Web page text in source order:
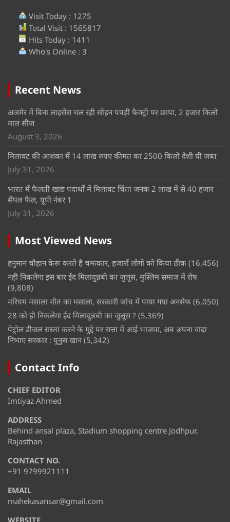
Visit Today : 1275
Total Visit : 1565817
Hits Today : 1411
Who's Online : 3
Recent News
अजमेर में बिना लाइसेंस चल रही सोहन पपड़ी फैक्ट्री पर छापा, 2 हजार किलो
माल सीज
August 3, 2026
मिलावट की आशंका में 14 लाख रुपए कीमत का 2500 किलो देशी घी जब्त
July 31, 2026
भारत में फैलती खाद्य पदार्थों में मिलावट चिंता जनक 2 लाख में से 40 हजार
सैंपल फैल, यूपी नंबर 1
July 31, 2026
Most Viewed News
हनुमान चौहान केरू करते है चमत्कार, हजारों लोगो को किया ठीक (16,456)
नही निकलेगा इस बार ईद मिलादुन्नबी का जुलूस, मुस्लिम समाज में रोष
(9,808)
मरियम मसाला मौत का मसाला, सरकारी जांच में पाया गया अनसेफ (6,050)
28 को ही निकलेगा ईद मिलादुन्नबी का जुलूस ? (5,369)
पेट्रोल डीजल सस्ता करने के मुद्दे पर सत्ता में आई भाजपा, अब अपना वादा
निभाए सरकार : यूनुस खान (5,342)
Contact Info
CHIEF EDITOR
Imtiyaz Ahmed
ADDRESS
Behind ansal plaza, Stadium shopping centre Jodhpur,
Rajasthan
CONTACT NO.
+91 9799921111
EMAIL
mahekasansar@gmail.com